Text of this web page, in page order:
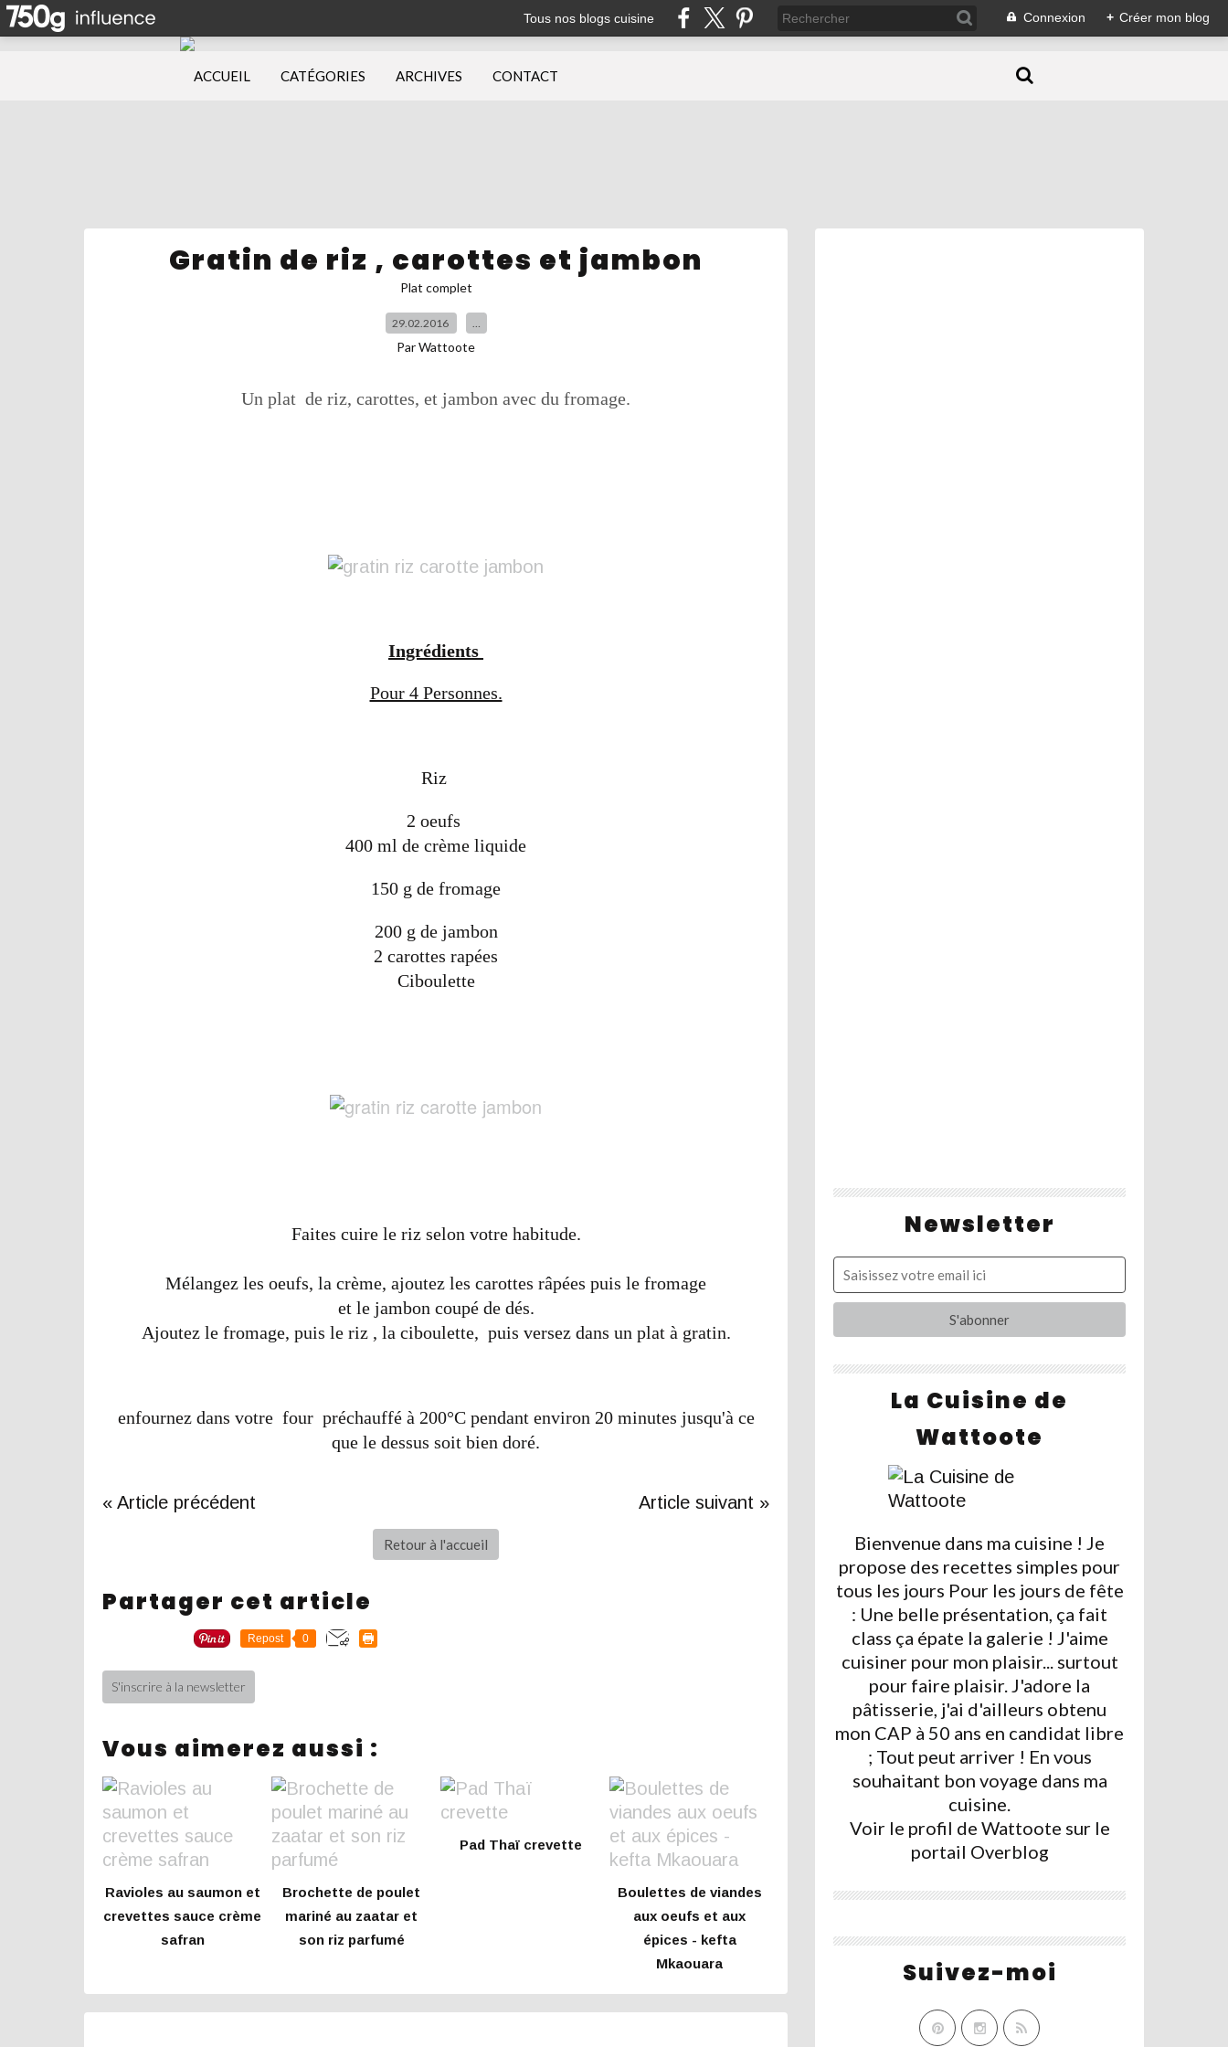
Tous nos blogs cuisine Connexion + Créer mon blog
ACCUEIL CATÉGORIES ARCHIVES CONTACT
Gratin de riz , carottes et jambon
Plat complet
29.02.2016 …
Par Wattoote
Un plat de riz, carottes, et jambon avec du fromage.
Ingrédients
Pour 4 Personnes.
Riz
2 oeufs
400 ml de crème liquide
150 g de fromage
200 g de jambon
2 carottes rapées
Ciboulette
Faites cuire le riz selon votre habitude.
Mélangez les oeufs, la crème, ajoutez les carottes râpées puis le fromage
et le jambon coupé de dés.
Ajoutez le fromage, puis le riz , la ciboulette, puis versez dans un plat à gratin.
enfournez dans votre four préchauffé à 200°C pendant environ 20 minutes jusqu'à ce
que le dessus soit bien doré.
« Article précédent Article suivant »
Retour à l'accueil
Partager cet article
Repost 0
S'inscrire à la newsletter
Vous aimerez aussi :
Ravioles au saumon et
crevettes sauce crème
safran
Brochette de poulet
mariné au zaatar et
son riz parfumé
Pad Thaï crevette
Boulettes de viandes
aux oeufs et aux
épices - kefta
Mkaouara
Newsletter
La Cuisine de
Wattoote
Bienvenue dans ma cuisine ! Je
propose des recettes simples pour
tous les jours Pour les jours de fête
: Une belle présentation, ça fait
class ça épate la galerie ! J'aime
cuisiner pour mon plaisir... surtout
pour faire plaisir. J'adore la
pâtisserie, j'ai d'ailleurs obtenu
mon CAP à 50 ans en candidat libre
; Tout peut arriver ! En vous
souhaitant bon voyage dans ma
cuisine.
Voir le profil de Wattoote sur le
portail Overblog
Suivez-moi